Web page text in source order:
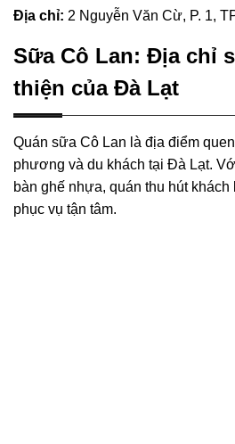
Địa chỉ: 2 Nguyễn Văn Cừ, P. 1,
Sữa Cô Lan: Địa chỉ
thiện của Đà Lạt
Quán sữa Cô Lan là địa điểm
phương và du khách tại Đà Lạt.
bàn ghế nhựa, quán thu hút
phục vụ tận tâm.